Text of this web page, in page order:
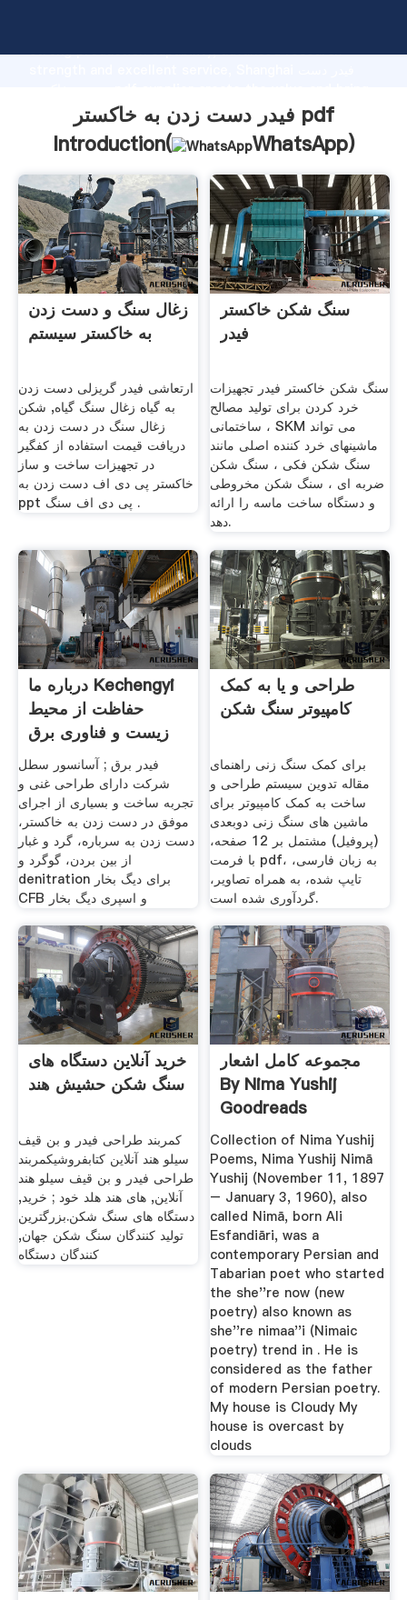
strong production capability, advanced research
values to all of customers.
فیدر دست زدن به خاکستر pdf
Introduction(
WhatsApp)
زغال سنگ و دست زدن
به خاکستر سیستم
ارتعاشی فیدر گریزلی دست زدن
به گیاه زغال سنگ گیاه, شکن
زغال سنگ در دست زدن به
دریافت قیمت استفاده از کفگیر
در تجهیزات ساخت و ساز
خاکستر پی دی اف دست زدن به
ppt پی دی اف سنگ .
سنگ شکن خاکستر
فیدر
سنگ شکن خاکستر فیدر تجهیزات
خرد کردن برای تولید مصالح
ساختمانی ، SKM می تواند
ماشینهای خرد کننده اصلی مانند
سنگ شکن فکی ، سنگ شکن
ضربه ای ، سنگ شکن مخروطی
و دستگاه ساخت ماسه را ارائه
دهد.
درباره ما Kechengyi
حفاظت از محیط
زیست و فناوری برق
شرکت
فیدر برق ; آسانسور سطل
شرکت دارای طراحی غنی و
تجربه ساخت و بسیاری از اجرای
موفق در دست زدن به خاکستر،
دست زدن به سرباره، گرد و غبار
از بین بردن، گوگرد و
denitration برای دیگ بخار
CFB و اسپری دیگ بخار
طراحی و یا به کمک
کامپیوتر سنگ شکن
برای کمک سنگ زنی راهنمای
مقاله تدوین سیستم طراحی و
ساخت به کمک کامپیوتر برای
ماشین های سنگ زنی دوبعدی
(پروفیل) مشتمل بر 12 صفحه،
با فرمت pdf، به زبان فارسی،
تایپ شده، به همراه تصاویر،
گردآوری شده است.
خرید آنلاین دستگاه های
سنگ شکن حشیش هند
کمربند طراحی فیدر و بن قیف
سیلو هند آنلاین کتابفروشیکمربند
طراحی فیدر و بن قیف سیلو هند
آنلاین, های هند هلد خود ; خرید,
دستگاه های سنگ شکن.بزرگترین
تولید کنندگان سنگ شکن جهان,
کنندگان دستگاه
مجموعه کامل اشعار
By Nima Yushij
Goodreads
Collection of Nima Yushij
Poems, Nima Yushij Nimā
Yushij (November 11, 1897
– January 3, 1960), also
called Nimā, born Ali
Esfandiāri, was a
contemporary Persian and
Tabarian poet who started
the she''re now (new
poetry) also known as
she''re nimaa''i (Nimaic
poetry) trend in . He is
considered as the father
of modern Persian poetry.
My house is Cloudy My
house is overcast by
clouds